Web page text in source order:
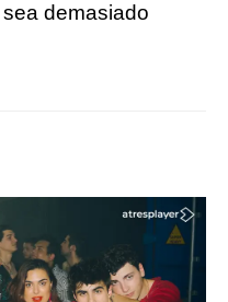
demasiado